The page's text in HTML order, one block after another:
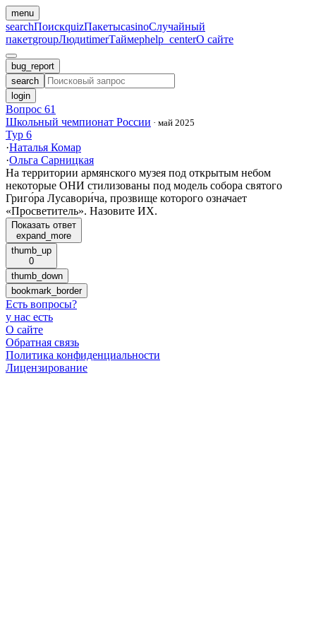
menu
searchПоискquizПакетыcasinoСлучайный
пакетgroupЛюдиtimerТаймерhelp_centerО сайте
bug_report
search
login
Вопрос 61
Школьный чемпионат России · май 2025
Тур 6
·Наталья Комар
·Ольга Сарницкая
На территории армянского музея под открытым небом
некоторые ОНИ стилизованы под модель собора святого
Григо́ра Лусавори́ча, прозвище которого означает
«Просветитель». Назовите ИХ.
Показать ответ
expand_more
thumb_up
0
thumb_down
bookmark_border
Есть вопросы?
у нас есть
О сайте
Обратная связь
Политика конфиденциальности
Лицензирование